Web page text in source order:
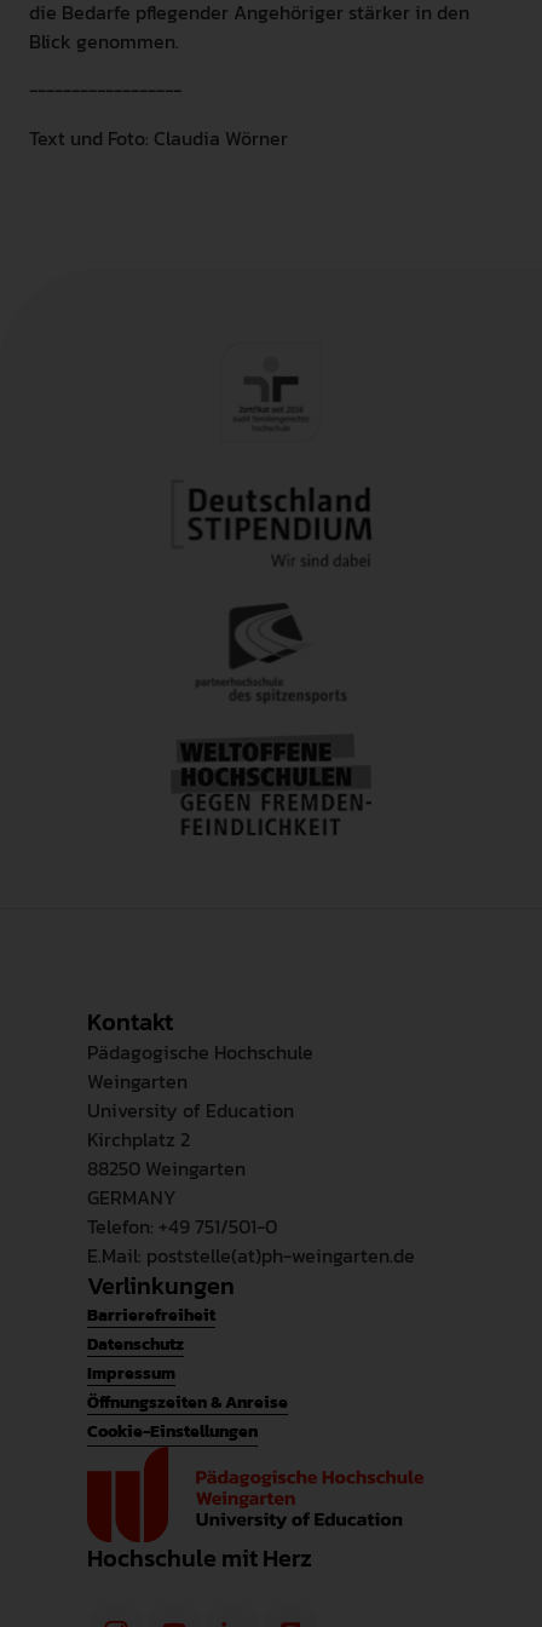
die Bedarfe pflegender Angehöriger stärker in den
Blick genommen.
------------------
Text und Foto: Claudia Wörner
Kontakt
Pädagogische Hochschule
Weingarten
University of Education
Kirchplatz 2
88250 Weingarten
GERMANY
Telefon: +49 751/501-0
E.Mail: poststelle(at)ph-weingarten.de
Verlinkungen
Barrierefreiheit
Datenschutz
Impressum
Öffnungszeiten & Anreise
Cookie-Einstellungen
Hochschule mit Herz